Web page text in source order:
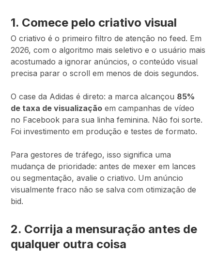
1. Comece pelo criativo visual
O criativo é o primeiro filtro de atenção no feed. Em
2026, com o algoritmo mais seletivo e o usuário mais
acostumado a ignorar anúncios, o conteúdo visual
precisa parar o scroll em menos de dois segundos.
O case da Adidas é direto: a marca alcançou 85%
de taxa de visualização em campanhas de vídeo
no Facebook para sua linha feminina. Não foi sorte.
Foi investimento em produção e testes de formato.
Para gestores de tráfego, isso significa uma
mudança de prioridade: antes de mexer em lances
ou segmentação, avalie o criativo. Um anúncio
visualmente fraco não se salva com otimização de
bid.
2. Corrija a mensuração antes de
qualquer outra coisa